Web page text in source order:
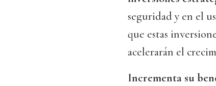
seguridad y en el
que estas
acelerarán el
Incrementa su